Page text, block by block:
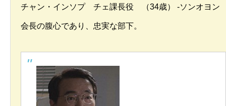
チャン・インソプ チェ課長役 （34歳） -ソンオヨン
会長の腹心であり、忠実な部下。